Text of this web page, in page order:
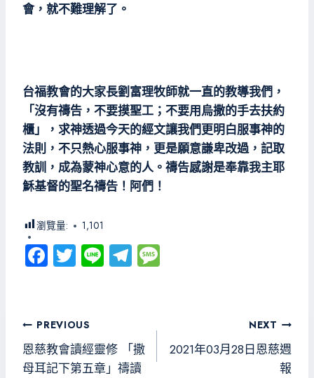
會，就不難理解了。
台福教會的大家長劉富理牧師就一直的教導我們，
「沒有禱告，不要摸聖工；不要用烏撒的手去扶約
櫃」，求神透過今天的經文讓我們更明白服事神的
法則，不只熱心服事神，更是願意謙卑改過，記取
教訓，成為蒙神心意的人。禱告感謝是奉靠我主耶
穌基督的聖名禱告！阿們！
瀏覽量: 1,101
Fa
ce
o
ok
T
wi
er
Li
ne
Te
le
m e
文
章
導
PREVIOUS
恩慈教會讀經靈修 「撒
母耳記下第五章」禱讀
NEXT
2021年03月28日恩慈週
報